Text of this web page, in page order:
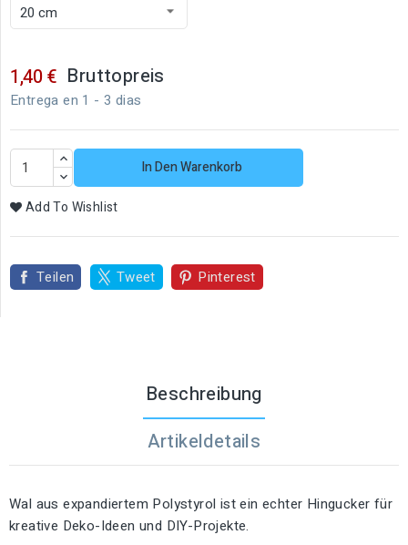
1,40 € Bruttopreis
Entrega en 1 - 3 dias
In Den Warenkorb
Add To Wishlist
Teilen Tweet Pinterest
Beschreibung
Artikeldetails
Wal aus expandiertem Polystyrol ist ein echter Hingucker für
kreative Deko-Ideen und DIY-Projekte.